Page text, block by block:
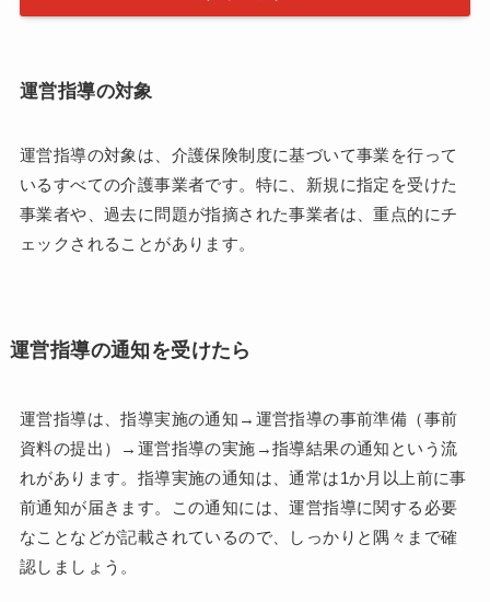
運営指導の対象
運営指導の対象は、介護保険制度に基づいて事業を行って
いるすべての介護事業者です。特に、新規に指定を受けた
事業者や、過去に問題が指摘された事業者は、重点的にチ
ェックされることがあります。
運営指導の通知を受けたら
運営指導は、指導実施の通知→運営指導の事前準備（事前
資料の提出）→運営指導の実施→指導結果の通知という流
れがあります。指導実施の通知は、通常は1か月以上前に事
前通知が届きます。この通知には、運営指導に関する必要
なことなどが記載されているので、しっかりと隅々まで確
認しましょう。